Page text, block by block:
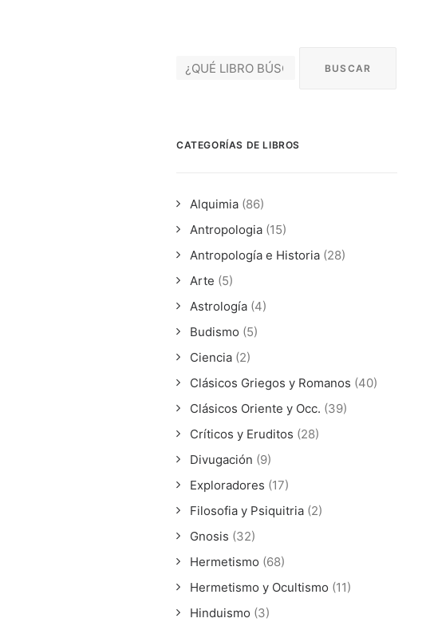
CATEGORÍAS DE LIBROS
Alquimia (86)
Antropologia (15)
Antropología e Historia (28)
Arte (5)
Astrología (4)
Budismo (5)
Ciencia (2)
Clásicos Griegos y Romanos (40)
Clásicos Oriente y Occ. (39)
Críticos y Eruditos (28)
Divugación (9)
Exploradores (17)
Filosofia y Psiquitria (2)
Gnosis (32)
Hermetismo (68)
Hermetismo y Ocultismo (11)
Hinduismo (3)